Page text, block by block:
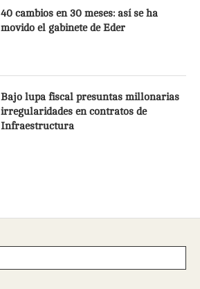
40 cambios en 30 meses: así se ha
movido el gabinete de Eder
Bajo lupa fiscal presuntas millonarias
irregularidades en contratos de
Infraestructura